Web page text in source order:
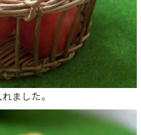
ました。